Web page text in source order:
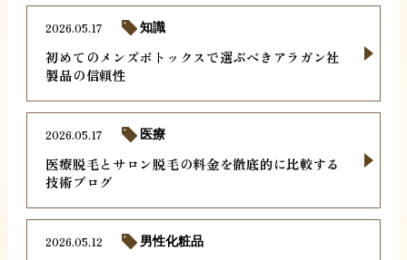
初めてのメンズボトックスで選ぶべきアラガン社
製品の信頼性
2026.05.17 知識
医療脱毛とサロン脱毛の料金を徹底的に比較する
技術ブログ
2026.05.17 医療
2026.05.12 男性化粧品